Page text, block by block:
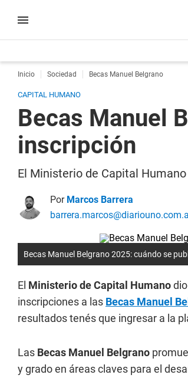
Inicio Sociedad Becas Manuel Belgrano
CAPITAL HUMANO
Becas Manuel
inscripción
El Ministerio de Capital
Por Marcos Barrera
Becas Manuel Belgrano 2025: cuándo se
El Ministerio de Capital Humano
inscripciones a las Becas Manuel
resultados tenés que ingresar a la
Las Becas Manuel Belgrano
y grado en áreas claves para el